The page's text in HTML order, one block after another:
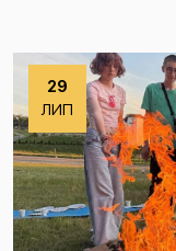
29
ЛИП